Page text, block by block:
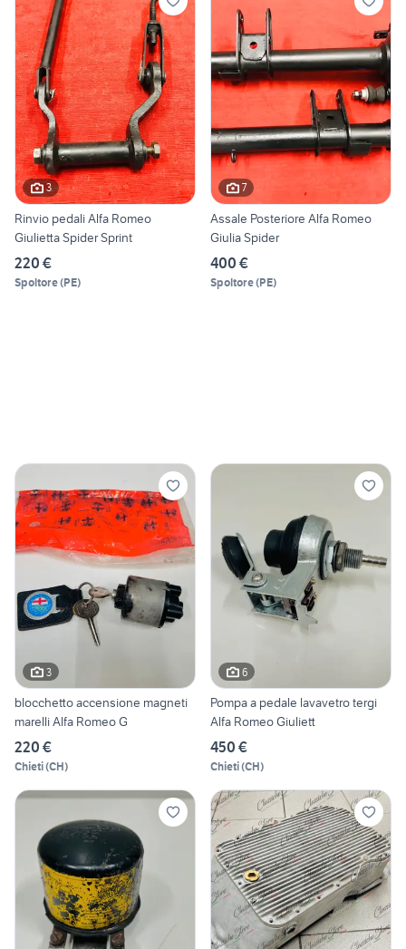
3
Rinvio pedali Alfa Romeo
Giulietta Spider Sprint
220 €
Spoltore(PE)
7
Assale Posteriore Alfa Romeo
Giulia Spider
400 €
Spoltore(PE)
3
blocchetto accensione magneti
marelli Alfa Romeo G
220 €
Chieti(CH)
6
Pompa a pedale lavavetro tergi
Alfa Romeo Giuliett
450 €
Chieti(CH)